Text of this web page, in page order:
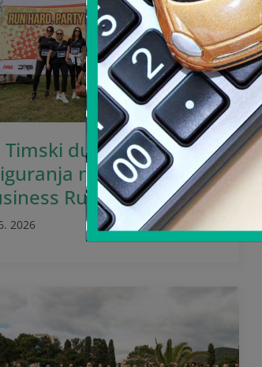
Timski duh Sava
na Montenegro
Run 2026
2026